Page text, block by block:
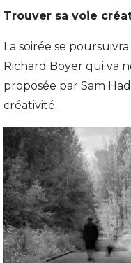
Trouver sa voie
La soirée se
Richard Boyer qui va
proposée par Sam
créativité.